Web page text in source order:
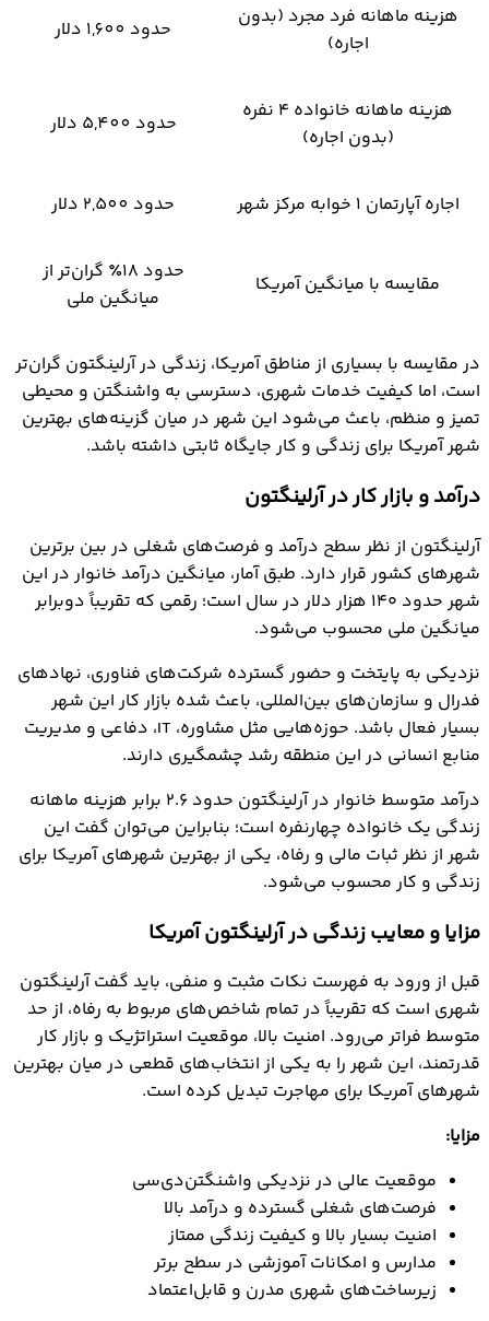
هزینه ماهانه فرد مجرد (بدون
اجاره)
حدود 1,600 دلار
هزینه ماهانه خانواده ۴ نفره
(بدون اجاره)
حدود 5,400 دلار
اجاره آپارتمان ۱ خوابه مرکز شهر حدود 2,500 دلار
مقایسه با میانگین آمریکا
حدود ۱۸٪ گران‌تر از
میانگین ملی
در مقایسه با بسیاری از مناطق آمریکا، زندگی در آرلینگتون گران‌تر
است، اما کیفیت خدمات شهری، دسترسی به واشنگتن و محیطی
تمیز و منظم، باعث می‌شود این شهر در میان گزینه‌های بهترین
شهر آمریکا برای زندگی و کار جایگاه ثابتی داشته باشد.
درآمد و بازار کار در آرلینگتون
آرلینگتون از نظر سطح درآمد و فرصت‌های شغلی در بین برترین
شهرهای کشور قرار دارد. طبق آمار، میانگین درآمد خانوار در این
شهر حدود ۱۴۰ هزار دلار در سال است؛ رقمی که تقریباً دوبرابر
میانگین ملی محسوب می‌شود.
نزدیکی به پایتخت و حضور گسترده شرکت‌های فناوری، نهادهای
فدرال و سازمان‌های بین‌المللی، باعث شده بازار کار این شهر
بسیار فعال باشد. حوزه‌هایی مثل مشاوره، IT، دفاعی و مدیریت
منابع انسانی در این منطقه رشد چشمگیری دارند.
درآمد متوسط خانوار در آرلینگتون حدود ۲.۶ برابر هزینه ماهانه
زندگی یک خانواده چهارنفره است؛ بنابراین می‌توان گفت این
شهر از نظر ثبات مالی و رفاه، یکی از بهترین شهرهای آمریکا برای
زندگی و کار محسوب می‌شود.
مزایا و معایب زندگی در آرلینگتون آمریکا
قبل از ورود به فهرست نکات مثبت و منفی، باید گفت آرلینگتون
شهری است که تقریباً در تمام شاخص‌های مربوط به رفاه، از حد
متوسط فراتر می‌رود. امنیت بالا، موقعیت استراتژیک و بازار کار
قدرتمند، این شهر را به یکی از انتخاب‌های قطعی در میان بهترین
شهرهای آمریکا برای مهاجرت تبدیل کرده است.
مزایا:
موقعیت عالی در نزدیکی واشنگتن‌دی‌سی
فرصت‌های شغلی گسترده و درآمد بالا
امنیت بسیار بالا و کیفیت زندگی ممتاز
مدارس و امکانات آموزشی در سطح برتر
زیرساخت‌های شهری مدرن و قابل‌اعتماد